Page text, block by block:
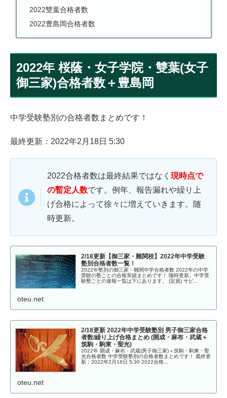
2022雙葉合格者数
2022豊島岡合格者数
2022年 桜蔭・女子学院・雙葉(女子
御三家)合格者数＋豊島岡
中学受験塾別の合格者数まとめです！
最終更新：2022年2月18日 5:30
2022合格者数は最終結果ではなく 現時点で
の暫定人数です。例年、報告漏れや繰り上
げ合格によって徐々に増えていきます。随
時更新。
2/18更新【御三家・難関校】2022年中学受験
塾別合格者数一覧！
2022年塾別の御三家・難関中学合格者数 2022年の中学
受験の塾ごとの合格実績まとめです！ 随時更新。中学受
験塾ごとの速報一覧は下にあります。 (定員) サピ...
oteu.net
2/18更新 2022年中学受験塾別 男子御三家合格
者数/繰り上げ合格まとめ (開成・麻布・武蔵＋
筑駒・駒東・聖光)
2022年 開成・麻布・武蔵(男子御三家)＋筑駒・駒東・聖
光合格者数 中学受験塾別の合格者数まとめです！ 最終更
新：2022年2月18日 5:30 2022合格...
oteu.net